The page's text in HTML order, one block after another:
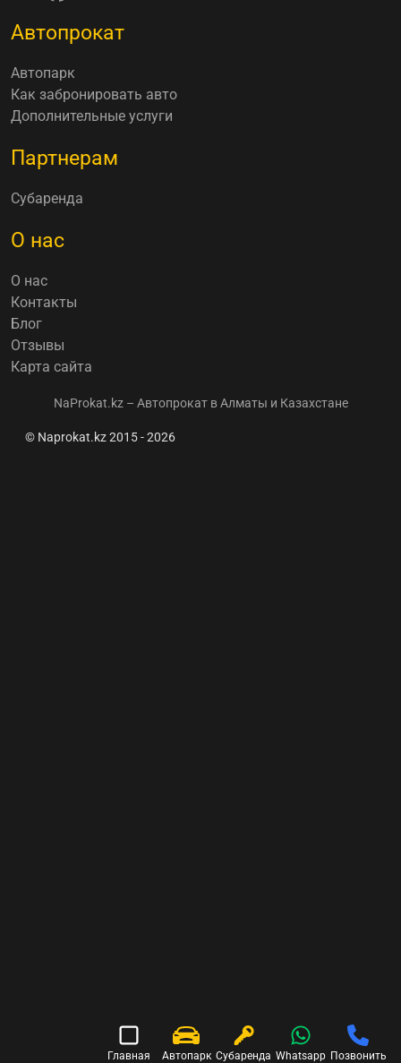
Главная Автопарк Субаренда Whatsapp Позвонить
Автопрокат
Автопарк
Как забронировать авто
Дополнительные услуги
Партнерам
Субаренда
О нас
О нас
Контакты
Блог
Отзывы
Карта сайта
NaProkat.kz – Автопрокат в Алматы и Казахстане
© Naprokat.kz 2015 - 2026